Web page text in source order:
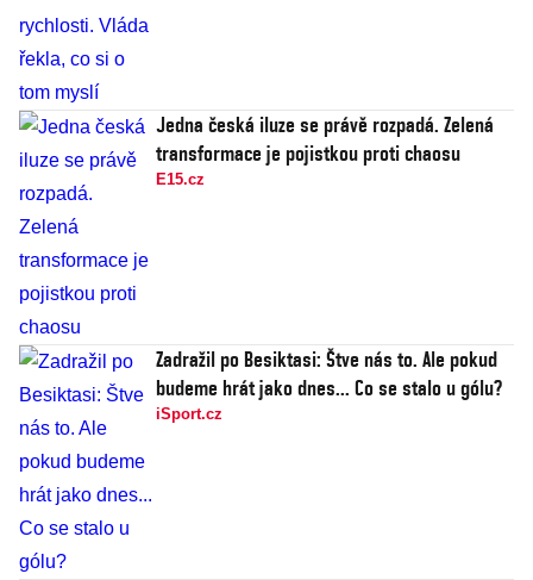
Jedna česká iluze se právě rozpadá. Zelená
transformace je pojistkou proti chaosu
E15.cz
Zadražil po Besiktasi: Štve nás to. Ale pokud
budeme hrát jako dnes... Co se stalo u gólu?
iSport.cz